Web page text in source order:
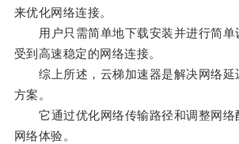
来优化网络连接。
用户只需简单地下载安装并进行简单
受到高速稳定的网络连接。
综上所述，云梯加速器是解决网络延
方案。
它通过优化网络传输路径和调整网络
网络体验。